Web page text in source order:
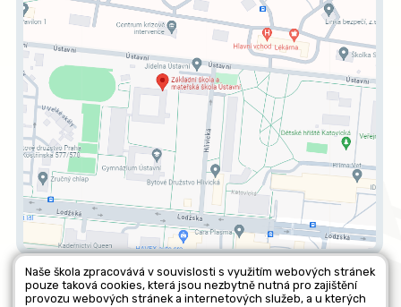
Všechna práva vyhrazena. Copyright © 2026 |Mapa stránek
Naše škola zpracovává v souvislosti s využitím webových stránek
pouze taková cookies, která jsou nezbytně nutná pro zajištění
provozu webových stránek a internetových služeb, a u kterých